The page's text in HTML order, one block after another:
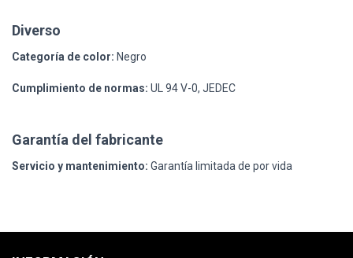
Diverso
Categoría de color: Negro
Cumplimiento de normas: UL 94 V-0, JEDEC
Garantía del fabricante
Servicio y mantenimiento: Garantía limitada de por vida